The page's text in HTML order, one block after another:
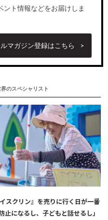
ント情報などをお届けしま
ルマガジン登録はこちら
のスペシャリスト
スクリン』を売りに行く日が一番
止になるし、子どもと話せるし」